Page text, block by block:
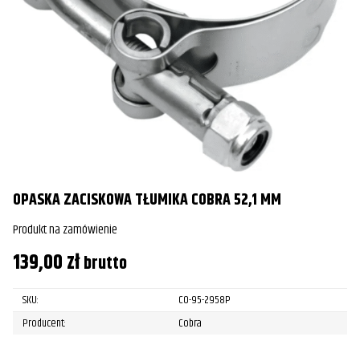
OPASKA ZACISKOWA TŁUMIKA COBRA 52,1 MM
Produkt na zamówienie
139,00złbrutto
SKU:
CO-95-2958P
Producent:
Cobra